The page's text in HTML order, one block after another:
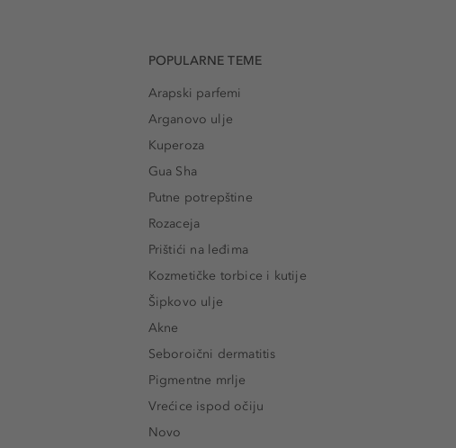
POPULARNE TEME
Arapski parfemi
Arganovo ulje
Kuperoza
Gua Sha
Putne potrepštine
Rozaceja
Prištići na leđima
Kozmetičke torbice i kutije
Šipkovo ulje
Akne
Seboroični dermatitis
Pigmentne mrlje
Vrećice ispod očiju
Novo